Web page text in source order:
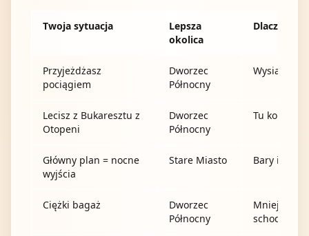
Twoja sytuacja
Lepsza
okolica
Dlaczego
Przyjeżdżasz
pociągiem
Dworzec
Północny
Wysiadasz,
Lecisz z Bukaresztu z
Otopeni
Dworzec
Północny
Tu kończy
Główny plan = nocne
wyjścia
Stare Miasto Bary i
Ciężki bagaż
Dworzec
Północny
Mniej
schodów.